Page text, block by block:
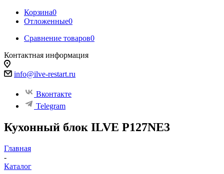
Корзина0
Отложенные0
Сравнение товаров0
Контактная информация
info@ilve-restart.ru
Вконтакте
Telegram
Кухонный блок ILVE P127NE3
Главная
-
Каталог